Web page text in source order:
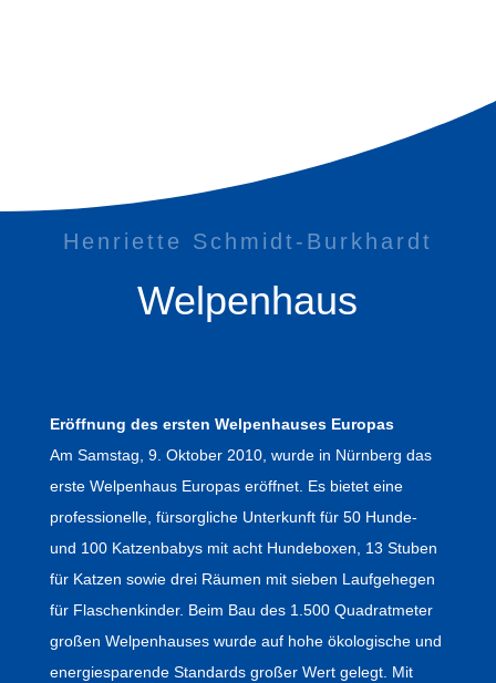
Henriette Schmidt-Burkhardt
Welpenhaus
Eröffnung des ersten Welpenhauses Europas
Am Samstag, 9. Oktober 2010, wurde in Nürnberg das
erste Welpenhaus Europas eröffnet. Es bietet eine
professionelle, fürsorgliche Unterkunft für 50 Hunde-
und 100 Katzenbabys mit acht Hundeboxen, 13 Stuben
für Katzen sowie drei Räumen mit sieben Laufgehegen
für Flaschenkinder. Beim Bau des 1.500 Quadratmeter
großen Welpenhauses wurde auf hohe ökologische und
energiesparende Standards großer Wert gelegt. Mit